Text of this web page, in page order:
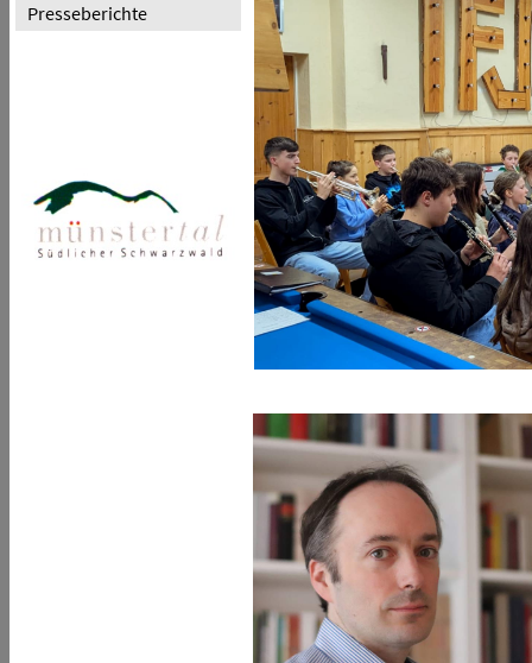
Presseberichte